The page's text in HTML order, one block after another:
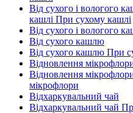
Від сухого і вологого
кашлі При сухому кашлі
Від сухого і вологого
Від сухого кашлю
Від сухого кашлю При
Відновлення
Відновлення
мікрофлори
Відхаркувальний чай
Відхаркувальний чай